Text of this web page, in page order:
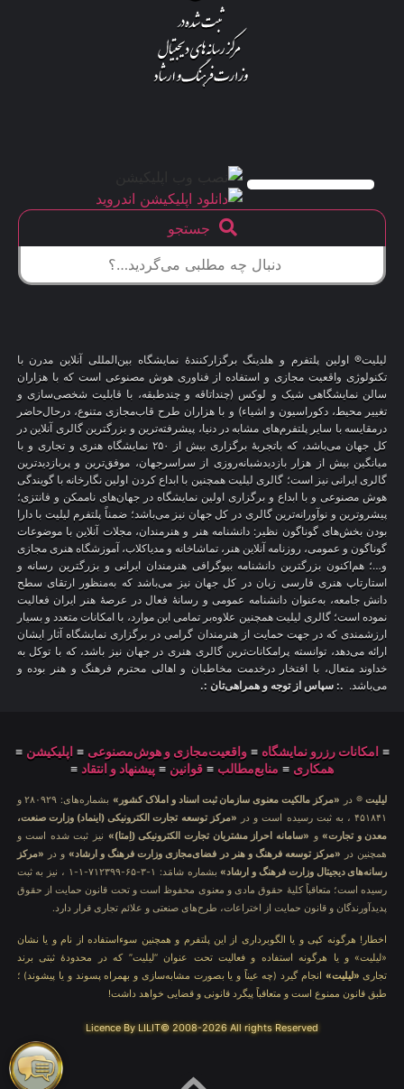
جستجو
لیلیت® اولین پلتفرم و هلدینگ برگزارکنندهٔ نمایشگاه بین‌المللی آنلاین مدرن با
تکنولوژی واقعیت مجازی و استفاده از فناوری هوش مصنوعی است که با هزاران
سالن نمایشگاهی شیک و لوکس (چنداتاقه و چندطبقه، با قابلیت شخصی‌سازی و
تغییر محیط، دکوراسیون و اشیاء) و با هزاران طرح قاب‌مجازی متنوع، درحال‌حاضر
درمقایسه با سایر پلتفرم‌های مشابه در دنیا، پیشرفته‌ترین و بزرگترین گالری آنلاین در
کل جهان می‌باشد، که باتجربهٔ برگزاری بیش از ۲۵۰ نمایشگاه هنری و تجاری و با
میانگین بیش از هزار بازدیدشبانه‌روزی از سراسرجهان، موفق‌ترین و پربازدیدترین
گالری ایرانی نیز است؛ گالری لیلیت همچنین با ابداع کردن اولین نگارخانه با گویندگی
هوش مصنوعی و با ابداع و برگزاری اولین نمایشگاه در جهان‌های ناممکن و فانتزی؛
پیشروترین و نوآورانه‌ترین گالری در کل جهان نیز می‌باشد؛ ضمناً پلتفرم لیلیت با دارا
بودن بخش‌های گوناگون نظیر: دانشنامه هنر و هنرمندان، مجلات آنلاین با موضوعات
گوناگون و عمومی، روزنامه آنلاین هنر، تماشاخانه و مدیاکلاب، آموزشگاه هنری مجازی
و…؛ هم‌اکنون بزرگترین دانشنامه بیوگرافی هنرمندان ایرانی و بزرگترین رسانه و
استارتاپ هنری فارسی زبان در کل جهان نیز می‌باشد که به‌منظور ارتقای سطح
دانش جامعه، به‌عنوان دانشنامه عمومی و رسانهٔ فعال در عرصهٔ هنر ایران فعالیت
نموده است؛ گالری لیلیت همچنین علاوه‌بر تمامی این موارد، با امکانات متعدد و بسیار
ارزشمندی که در جهت حمایت از هنرمندان گرامی در برگزاری نمایشگاه آثار ایشان
ارائه می‌دهد، توانسته پرامکانات‌ترین گالری هنری در جهان نیز باشد، که با توکل به
خداوند متعال، با افتخار درخدمت مخاطبان و اهالی محترم فرهنگ و هنر بوده و
می‌باشد. .: سپاس از توجه و همراهی‌تان :.
≡ امکانات رزرو نمایشگاه ≡واقعیت‌مجازی و هوش‌مصنوعی ≡ اپلیکیشن ≡
همکاری ≡ منابع‌مطالب ≡ قوانین ≡ پیشنهاد و انتقاد ≡
لیلیت® در «مرکز مالکیت معنوی سازمان ثبت اسناد و املاک کشور»
بشماره‌های: ۲۸۰۹۲۹ و
۴۵۱۸۴۱ ، به ثبت رسیده است و در
«مرکز توسعه تجارت الکترونیکی (اینماد) وزارت صنعت،
معدن و تجارت»و «سامانه احراز مشتریان تجارت الکترونیکی (اِمتا)» نیز ثبت شده است و
همچنین در «مرکز توسعه فرهنگ و هنر در فضای‌مجازی وزارت فرهنگ و ارشاد» و در «مرکز
رسانه‌های دیجیتال وزارت فرهنگ و ارشاد»
بشماره شامَد: ۱-۳-۶۵-۷۱۲۳۹۹-۱-۱ ، نیز به ثبت
رسیده است؛ متعاقباً کلیهٔ حقوق مادی و معنوی محفوظ است و تحت قانون حمایت از حقوق
پدیدآورندگان و قانون حمایت از اختراعات، طرح‌های صنعتی و علائم تجاری قرار دارد.
اخطار! هرگونه کپی و یا الگوبرداری از این پلتفرم و همچنین سوءاستفاده از نام و یا نشان
«لیلیت» و یا هرگونه استفاده و فعالیت تحت عنوان “لیلیت” که در محدودهٔ ثبتی برند
تجاری «لیلیت» انجام گیرد (چه عیناً و یا بصورت مشابه‌سازی و بهمراه پسوند و یا پیشوند) ؛
طبق قانون ممنوع است و متعاقباً پیگرد قانونی و قضایی خواهد داشت!
Licence By LILIT© 2008-2026 All rights Reserved